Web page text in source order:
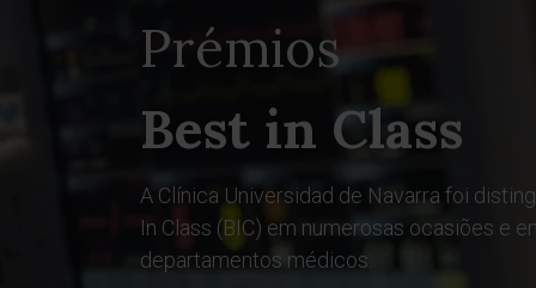
Prémios
Best in Class
A Clínica Universidad de Navarra foi
In Class (BIC) em numerosas ocasiões e
departamentos médicos.